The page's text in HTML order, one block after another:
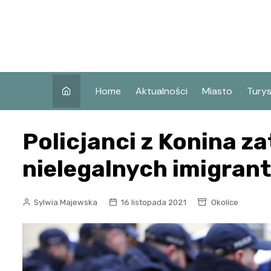
Home Aktualności Miasto
Policjanci z Konina
nielegalnych
Sylwia Majewska 16 listopada 2021 Okolice